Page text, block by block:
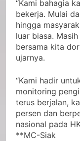
“Kami bahagia
bekerja. Mulai
hingga
luar biasa.
bersama kita
ujarnya.
“Kami hadir
monitoring
terus berjalan,
persen dan
nasional pada
**MC-Siak